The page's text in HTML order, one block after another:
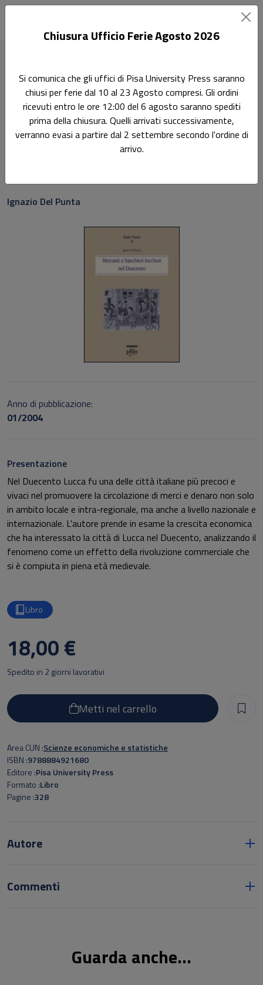
Mercanti e banchieri lucchesi nel Duecento
Ricerca
Mercanti e banchieri
lucchesi nel Duecento
Sottotitolo non presente
Ignazio Del Punta
Anno di pubblicazione:
01/2004
Presentazione
Nel Duecento Lucca fu una delle città italiane più precoci e
vivaci nel promuovere la circolazione di merci e denaro non solo
in ambito locale e intra-regionale, ma anche a livello nazionale e
internazionale. L'autore prende in esame la crescita economica
che ha interessato la città di Lucca nel Duecento, analizzando il
fenomeno come un effetto della rivoluzione commerciale che
si è compiuta in piena età medievale.
Libro
18,00 €
Metti nel carrello
Spedito in 2 giorni lavorativi
Area CUN Scienze economiche e statistiche
ISBN 9788884921680
Editore Pisa University Press
Formato Libro
Pagine 328
Autore
Commenti
Guarda anche...
Chiusura Ufficio Ferie Agosto 2026
Si comunica che gli uffici di Pisa University Press saranno
chiusi per ferie dal 10 al 23 Agosto compresi. Gli ordini
ricevuti entro le ore 12:00 del 6 agosto saranno spediti
prima della chiusura. Quelli arrivati successivamente,
verranno evasi a partire dal 2 settembre secondo l'ordine di
arrivo.